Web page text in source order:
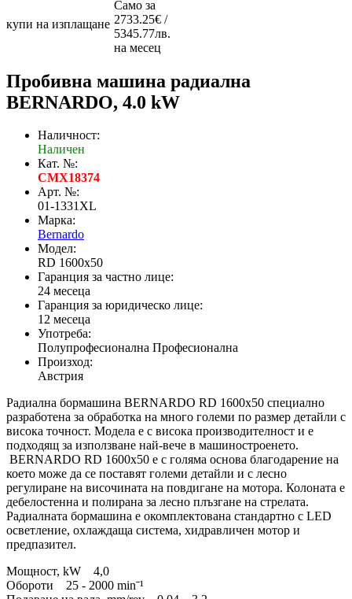
купи на изплащане
Само за
2733.25€ /
5345.77лв.
на месец
Пробивна машина радиална
BERNARDO, 4.0 kW
Наличност:
Наличен
Кат. №:
CMX18374
Арт. №:
01-1331XL
Марка:
Bernardo
Модел:
RD 1600x50
Гаранция за частно лице:
24 месеца
Гаранция за юридическо лице:
12 месеца
Употреба:
Полупрофесионална Професионална
Произход:
Австрия
Радиална бормашина BERNARDO RD 1600x50 специално
разработена за обработка на много големи по размер детайли с
висока точност. Модела е с висока производителност и е
подходящ за използване най-вече в машиностроенето.
BERNARDO RD 1600x50 е с голяма основа благодарение на
което може да се поставят големи детайли и с лесно
регулиране на височината на повдигане на мотора. Колоната е
дебелостенна и полирана за лесно плъзгане на стрелата.
Радиалната бормашина е окомплектована стандартно с LED
осветление, охлаждаща система, хидравличен мотор и
предпазител.
Мощност, kW 4,0
Обороти 25 - 2000 minˉ¹